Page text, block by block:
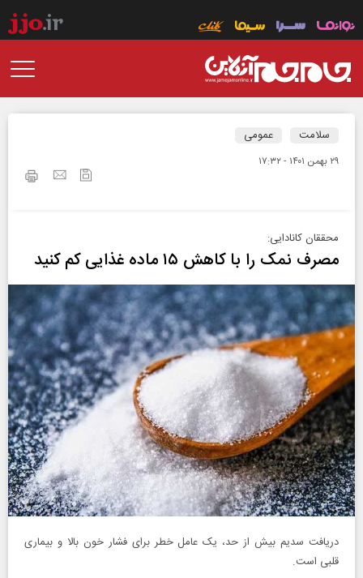
سلامت عمومی
۲۹ بهمن ۱۴۰۱ - ۱۷:۳۲
محققان کانادایی:
مصرف نمک را با کاهش ۱۵ ماده غذایی کم کنید
دریافت سدیم بیش از حد، یک عامل خطر برای فشار خون بالا و بیماری
قلبی است.